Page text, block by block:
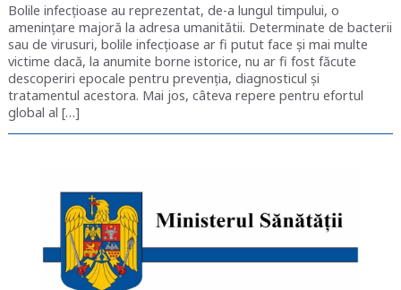
Bolile infecțioase au reprezentat, de-a lungul timpului, o
amenințare majoră la adresa umanitătii. Determinate de bacterii
sau de virusuri, bolile infecțioase ar fi putut face și mai multe
victime dacă, la anumite borne istorice, nu ar fi fost făcute
descoperiri epocale pentru prevenția, diagnosticul și
tratamentul acestora. Mai jos, câteva repere pentru efortul
global al […]